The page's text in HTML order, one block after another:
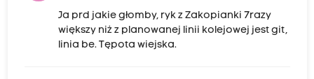
Ja prd jakie głomby, ryk z Zakopianki 7razy
większy niż z planowanej linii kolejowej jest git,
linia be. Tępota wiejska.